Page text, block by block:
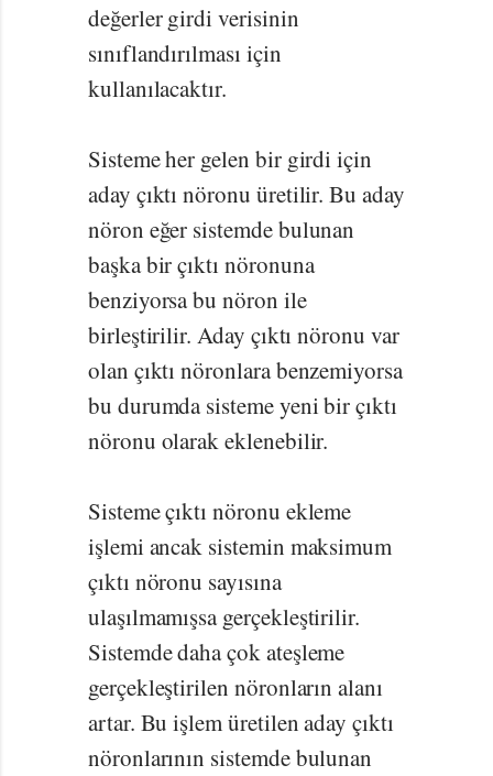
değerler girdi verisinin
sınıflandırılması için
kullanılacaktır.
Sisteme her gelen bir girdi için
aday çıktı nöronu üretilir. Bu aday
nöron eğer sistemde bulunan
başka bir çıktı nöronuna
benziyorsa bu nöron ile
birleştirilir. Aday çıktı nöronu var
olan çıktı nöronlara benzemiyorsa
bu durumda sisteme yeni bir çıktı
nöronu olarak eklenebilir.
Sisteme çıktı nöronu ekleme
işlemi ancak sistemin maksimum
çıktı nöronu sayısına
ulaşılmamışsa gerçekleştirilir.
Sistemde daha çok ateşleme
gerçekleştirilen nöronların alanı
artar. Bu işlem üretilen aday çıktı
nöronlarının sistemde bulunan